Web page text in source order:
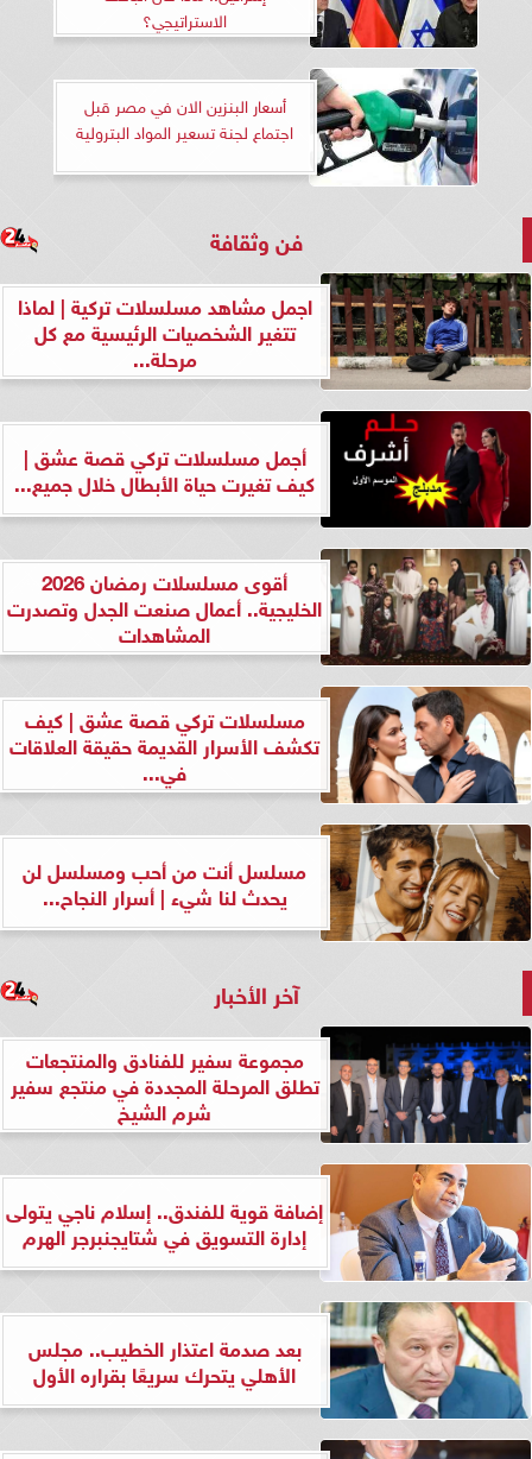
الاستراتيجي؟
أسعار البنزين الان في مصر قبل
اجتماع لجنة تسعير المواد البترولية
فن وثقافة
اجمل مشاهد مسلسلات تركية | لماذا
تتغير الشخصيات الرئيسية مع كل
مرحلة...
أجمل مسلسلات تركي قصة عشق |
كيف تغيرت حياة الأبطال خلال جميع...
أقوى مسلسلات رمضان 2026
الخليجية.. أعمال صنعت الجدل وتصدرت
المشاهدات
مسلسلات تركي قصة عشق | كيف
تكشف الأسرار القديمة حقيقة العلاقات
في...
مسلسل أنت من أحب ومسلسل لن
يحدث لنا شيء | أسرار النجاح...
آخر الأخبار
مجموعة سفير للفنادق والمنتجعات
تطلق المرحلة المجددة في منتجع سفير
شرم الشيخ
إضافة قوية للفندق.. إسلام ناجي يتولى
إدارة التسويق في شتايجنبرجر الهرم
بعد صدمة اعتذار الخطيب.. مجلس
الأهلي يتحرك سريعًا بقراره الأول